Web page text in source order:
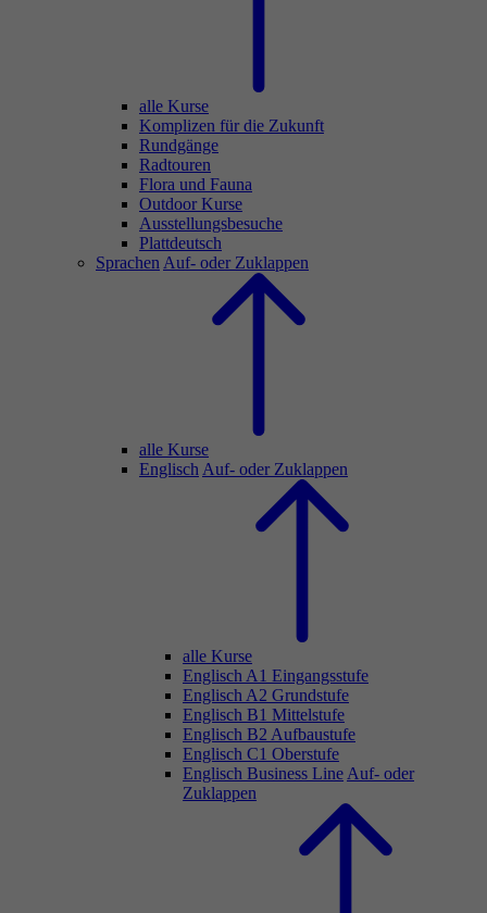
alle Kurse
Komplizen für die Zukunft
Rundgänge
Radtouren
Flora und Fauna
Outdoor Kurse
Ausstellungsbesuche
Plattdeutsch
Sprachen Auf- oder Zuklappen
alle Kurse
Englisch Auf- oder Zuklappen
alle Kurse
Englisch A1 Eingangsstufe
Englisch A2 Grundstufe
Englisch B1 Mittelstufe
Englisch B2 Aufbaustufe
Englisch C1 Oberstufe
Englisch Business Line Auf- oder
Zuklappen